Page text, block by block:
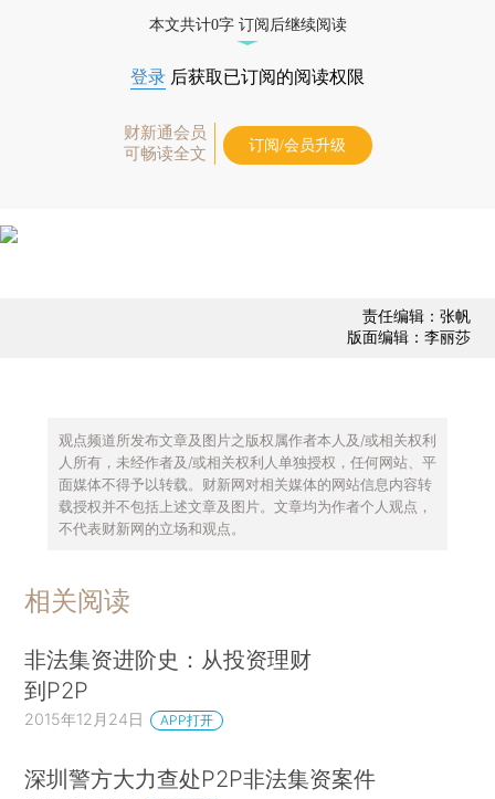
本文共计0字 订阅后继续阅读
登录 后获取已订阅的阅读权限
财新通会员
可畅读全文
订阅/会员升级
责任编辑：张帆
版面编辑：李丽莎
观点频道所发布文章及图片之版权属作者本人及/或相关权利
人所有，未经作者及/或相关权利人单独授权，任何网站、平
面媒体不得予以转载。财新网对相关媒体的网站信息内容转
载授权并不包括上述文章及图片。文章均为作者个人观点，
不代表财新网的立场和观点。
相关阅读
非法集资进阶史：从投资理财
到P2P
2015年12月24日 APP打开
深圳警方大力查处P2P非法集资案件